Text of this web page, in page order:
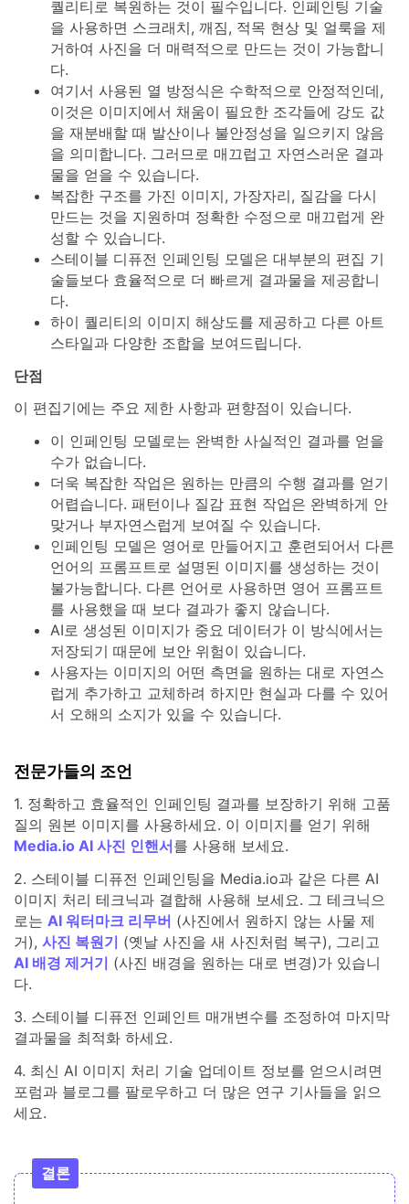
퀄리티로 복원하는 것이 필수입니다. 인페인팅 기술
을 사용하면 스크래치, 깨짐, 적목 현상 및 얼룩을 제
거하여 사진을 더 매력적으로 만드는 것이 가능합니
다.
여기서 사용된 열 방정식은 수학적으로 안정적인데,
이것은 이미지에서 채움이 필요한 조각들에 강도 값
을 재분배할 때 발산이나 불안정성을 일으키지 않음
을 의미합니다. 그러므로 매끄럽고 자연스러운 결과
물을 얻을 수 있습니다.
복잡한 구조를 가진 이미지, 가장자리, 질감을 다시
만드는 것을 지원하며 정확한 수정으로 매끄럽게 완
성할 수 있습니다.
스테이블 디퓨전 인페인팅 모델은 대부분의 편집 기
술들보다 효율적으로 더 빠르게 결과물을 제공합니
다.
하이 퀄리티의 이미지 해상도를 제공하고 다른 아트
스타일과 다양한 조합을 보여드립니다.
단점
이 편집기에는 주요 제한 사항과 편향점이 있습니다.
이 인페인팅 모델로는 완벽한 사실적인 결과를 얻을
수가 없습니다.
더욱 복잡한 작업은 원하는 만큼의 수행 결과를 얻기
어렵습니다. 패턴이나 질감 표현 작업은 완벽하게 안
맞거나 부자연스럽게 보여질 수 있습니다.
인페인팅 모델은 영어로 만들어지고 훈련되어서 다른
언어의 프롬프트로 설명된 이미지를 생성하는 것이
불가능합니다. 다른 언어로 사용하면 영어 프롬프트
를 사용했을 때 보다 결과가 좋지 않습니다.
AI로 생성된 이미지가 중요 데이터가 이 방식에서는
저장되기 때문에 보안 위험이 있습니다.
사용자는 이미지의 어떤 측면을 원하는 대로 자연스
럽게 추가하고 교체하려 하지만 현실과 다를 수 있어
서 오해의 소지가 있을 수 있습니다.
전문가들의 조언
1. 정확하고 효율적인 인페인팅 결과를 보장하기 위해 고품
질의 원본 이미지를 사용하세요. 이 이미지를 얻기 위해
Media.io AI 사진 인핸서를 사용해 보세요.
2. 스테이블 디퓨전 인페인팅을 Media.io과 같은 다른 AI
이미지 처리 테크닉과 결합해 사용해 보세요. 그 테크닉으
로는 AI 워터마크 리무버 (사진에서 원하지 않는 사물 제
거), 사진 복원기 (옛날 사진을 새 사진처럼 복구), 그리고
AI 배경 제거기 (사진 배경을 원하는 대로 변경)가 있습니
다.
3. 스테이블 디퓨전 인페인트 매개변수를 조정하여 마지막
결과물을 최적화 하세요.
4. 최신 AI 이미지 처리 기술 업데이트 정보를 얻으시려면
포럼과 블로그를 팔로우하고 더 많은 연구 기사들을 읽으
세요.
결론